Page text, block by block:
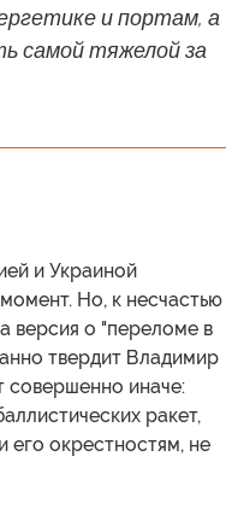
и портам, а
самой тяжелой за
и Украиной
Но, к несчастью
версия о "переломе в
твердит Владимир
совершенно иначе:
ракет,
его окрестностям, не